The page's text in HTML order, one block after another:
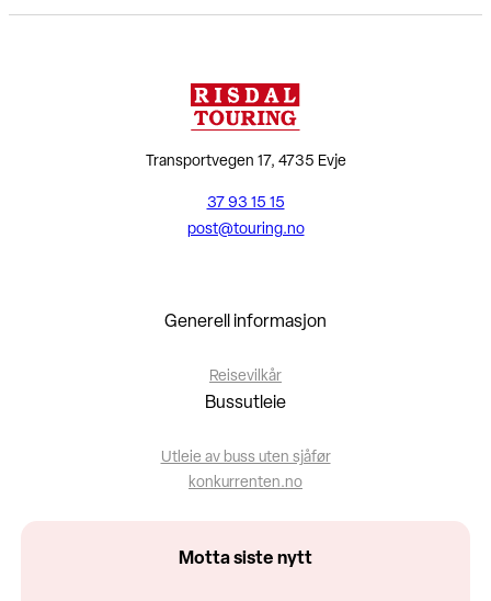
Transportvegen 17, 4735 Evje
37 93 15 15
post@touring.no
Generell informasjon
Reisevilkår
Bussutleie
Utleie av buss uten sjåfør
konkurrenten.no
Motta siste nytt